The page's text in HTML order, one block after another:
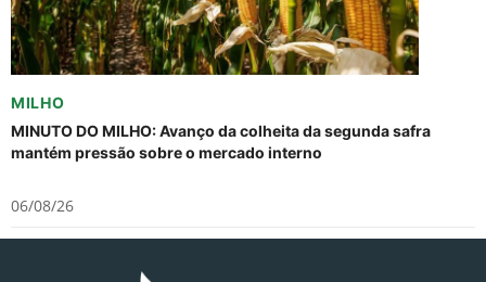
MILHO
MINUTO DO MILHO: Avanço da colheita da segunda safra
mantém pressão sobre o mercado interno
06/08/26